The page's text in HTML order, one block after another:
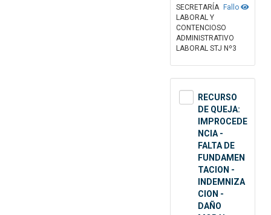
Fallo
SECRETARÍA
LABORAL Y
CONTENCIOSO
ADMINISTRATIVO
LABORAL STJ Nº3
RECURSO
DE QUEJA:
IMPROCEDE
NCIA -
FALTA DE
FUNDAMEN
TACION -
INDEMNIZA
CION -
DAÑO